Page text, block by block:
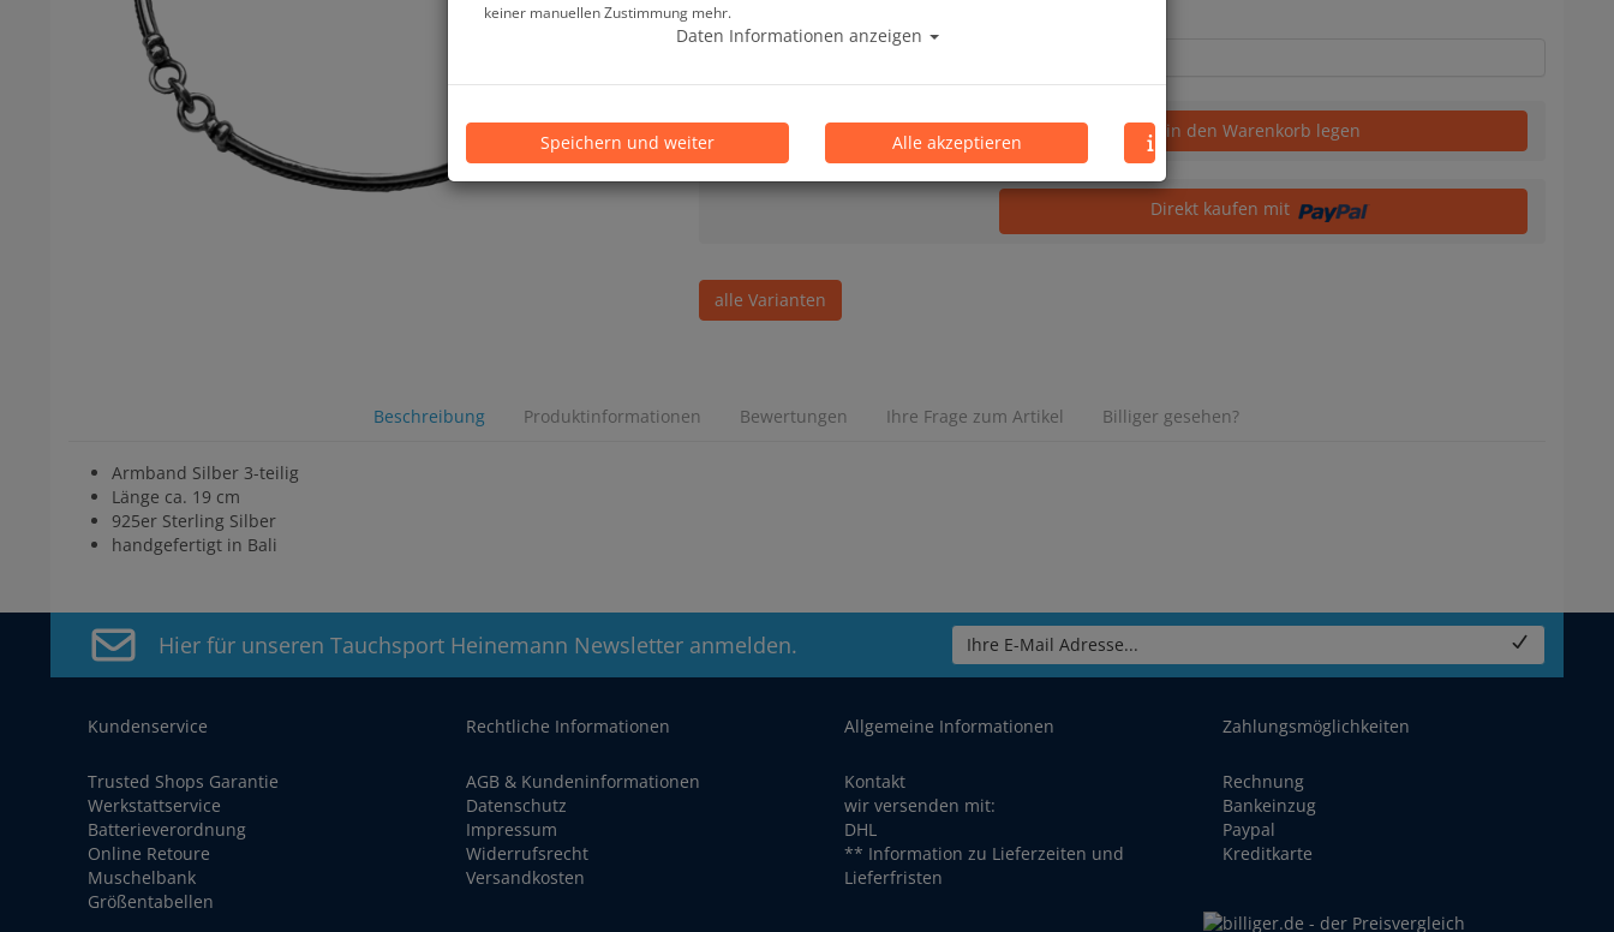
Prämienpunkte: 69
Stk. in den Warenkorb legen
Direkt kaufen mit
alle Varianten
Beschreibung Produktinformationen Bewertungen Ihre Frage zum Artikel Billiger gesehen?
Armband Silber 3-teilig
Länge ca. 19 cm
925er Sterling Silber
handgefertigt in Bali
Hier für unseren Tauchsport Heinemann Newsletter anmelden. Ihre E-Mail Adresse...
Kundenservice
Trusted Shops Garantie
Werkstattservice
Batterieverordnung
Online Retoure
Muschelbank
Größentabellen
Rechtliche Informationen
AGB & Kundeninformationen
Datenschutz
Impressum
Widerrufsrecht
Versandkosten
Allgemeine Informationen
Kontakt
wir versenden mit:
DHL
** Information zu Lieferzeiten und
Lieferfristen
Zahlungsmöglichkeiten
Rechnung
Bankeinzug
Paypal
Kreditkarte
keiner manuellen Zustimmung mehr.
Daten Informationen anzeigen
Speichern und weiter Alle akzeptieren